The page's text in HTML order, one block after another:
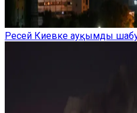
Ресей Киевке ауқымды